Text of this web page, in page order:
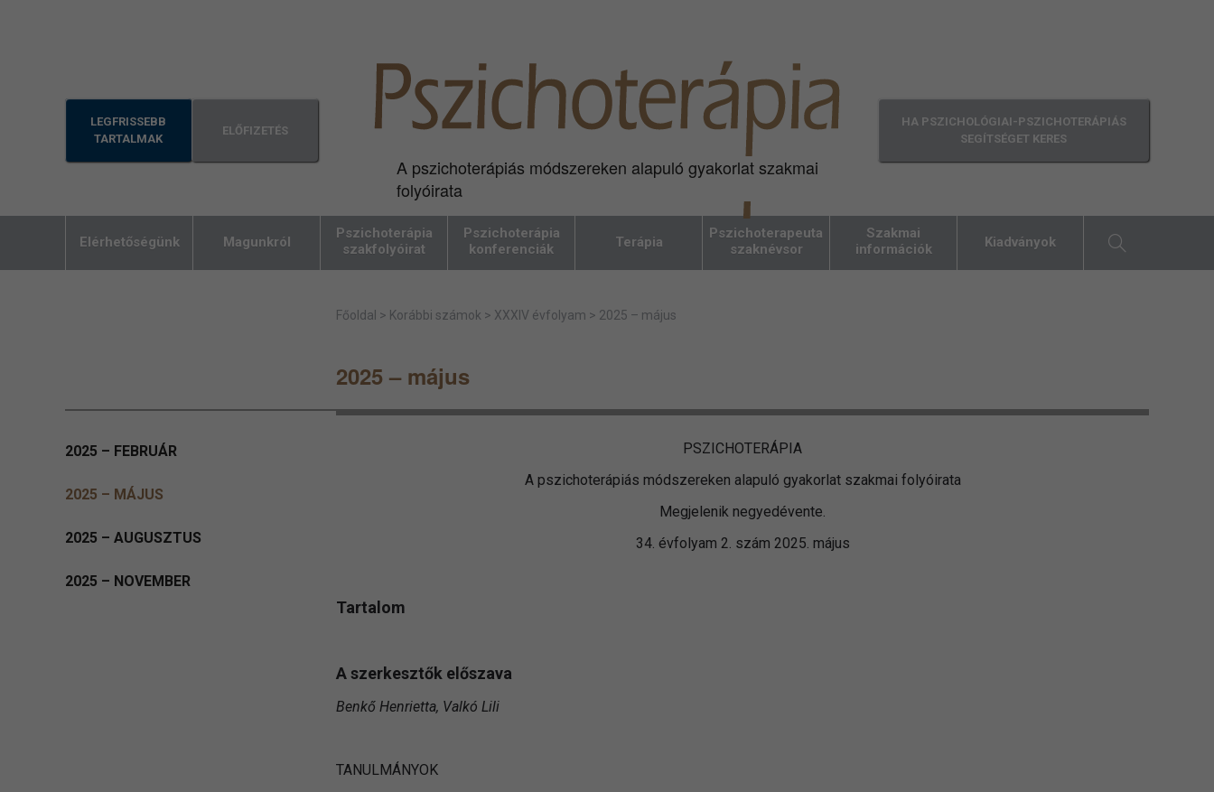
LEGFRISSEBB
TARTALMAK
ELŐFIZETÉS
A pszichoterápiás módszereken alapuló gyakorlat szakmai
folyóirata
HA PSZICHOLÓGIAI-PSZICHOTERÁPIÁS
SEGÍTSÉGET KERES
Elérhetőségünk Magunkról
Pszichoterápia
szakfolyóirat
Pszichoterápia
konferenciák
Terápia
Pszichoterapeuta
szaknévsor
Szakmai
információk
Kiadványok
Főoldal > Korábbi számok > XXXIV évfolyam > 2025 – május
2025 – május
2025 – FEBRUÁR
2025 – MÁJUS
2025 – AUGUSZTUS
2025 – NOVEMBER
PSZICHOTERÁPIA
A pszichoterápiás módszereken alapuló gyakorlat szakmai folyóirata
Megjelenik negyedévente.
34. évfolyam 2. szám 2025. május
Tartalom
A szerkesztők előszava
Benkő Henrietta, Valkó Lili
TANULMÁNYOK